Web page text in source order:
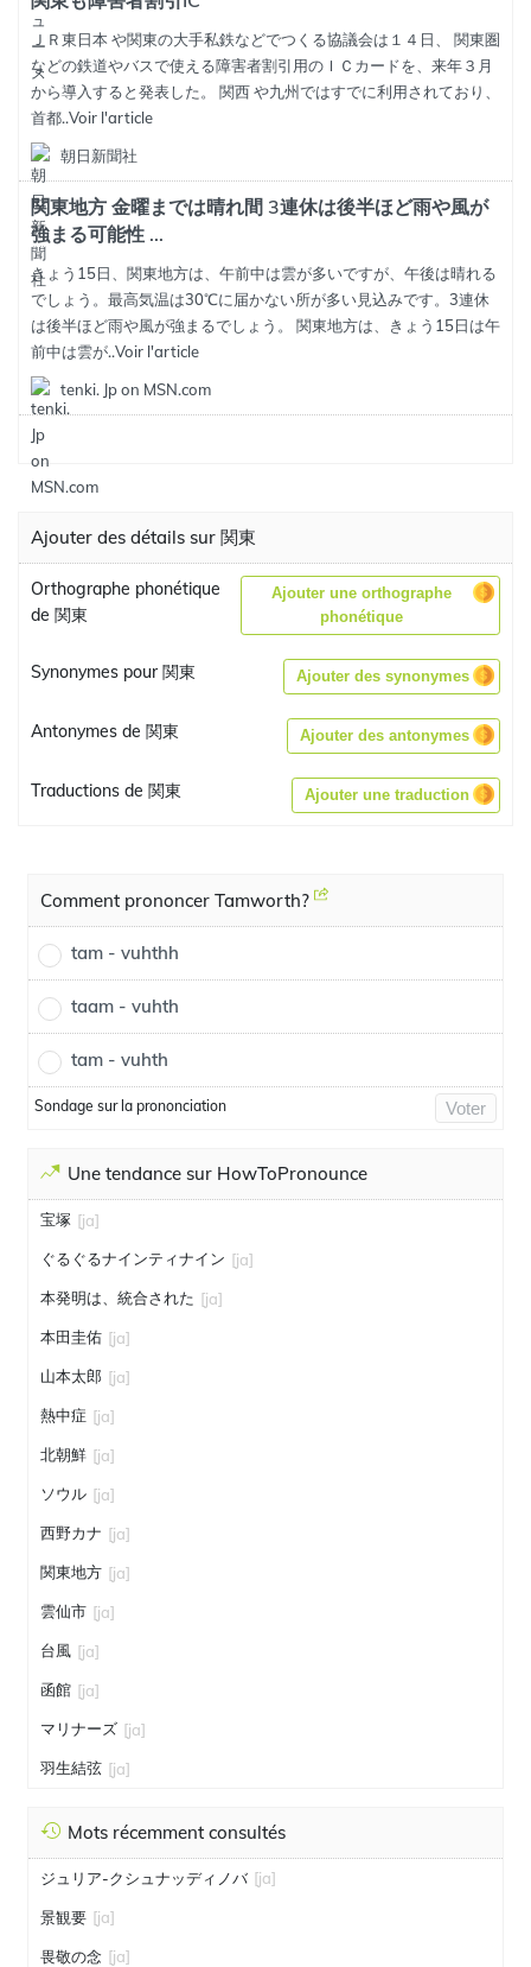
ＪＲ東日本 や関東の大手私鉄などでつくる協議会は１４日、 関東圏
などの鉄道やバスで使える障害者割引用のＩＣカードを、来年３月
から導入すると発表した。 関西 や九州ではすでに利用されており、
首都..Voir l'article
朝日新聞社
関東地方 金曜までは晴れ間 3連休は後半ほど雨や風が
強まる可能性 ...
きょう15日、関東地方は、午前中は雲が多いですが、午後は晴れる
でしょう。最高気温は30℃に届かない所が多い見込みです。3連休
は後半ほど雨や風が強まるでしょう。 関東地方は、きょう15日は午
前中は雲が..Voir l'article
tenki. Jp on MSN.com
Ajouter des détails sur 関東
Orthographe phonétique
de 関東
Ajouter une orthographe
phonétique
Synonymes pour 関東 Ajouter des synonymes
Antonymes de 関東 Ajouter des antonymes
Traductions de 関東 Ajouter une traduction
Comment prononcer Tamworth?
tam - vuhthh
taam - vuhth
tam - vuhth
Sondage sur la prononciation Voter
Une tendance sur HowToPronounce
宝塚 [ja]
ぐるぐるナインティナイン [ja]
本発明は、統合された [ja]
本田圭佑 [ja]
山本太郎 [ja]
熱中症 [ja]
北朝鮮 [ja]
ソウル [ja]
西野カナ [ja]
関東地方 [ja]
雲仙市 [ja]
台風 [ja]
函館 [ja]
マリナーズ [ja]
羽生結弦 [ja]
Mots récemment consultés
ジュリア-クシュナッディノバ [ja]
景観要 [ja]
畏敬の念 [ja]